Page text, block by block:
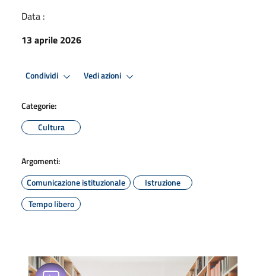
Data :
13 aprile 2026
Condividi Vedi azioni
Categorie:
Cultura
Argomenti:
Comunicazione istituzionale
Istruzione
Tempo libero